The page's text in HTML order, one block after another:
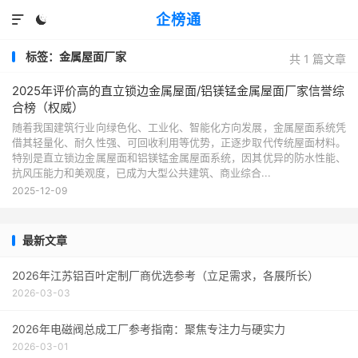
企榜通


共 1 篇文章
标签：金属屋面厂家
2025年评价高的直立锁边金属屋面/铝镁锰金属屋面厂家信誉综
合榜（权威）
随着我国建筑行业向绿色化、工业化、智能化方向发展，金属屋面系统凭
借其轻量化、耐久性强、可回收利用等优势，正逐步取代传统屋面材料。
特别是直立锁边金属屋面和铝镁锰金属屋面系统，因其优异的防水性能、
抗风压能力和美观度，已成为大型公共建筑、商业综合...
2025-12-09
最新文章
2026年江苏铝百叶定制厂商优选参考（立足需求，各展所长）
2026-03-03
2026年电磁阀总成工厂参考指南：聚焦专注力与硬实力
2026-03-01